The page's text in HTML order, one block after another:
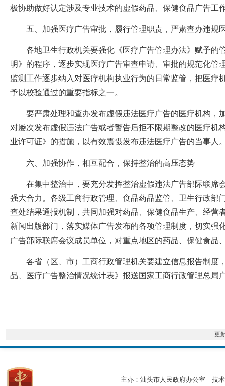
极协助做好认定涉及专业技术的虚假药品、保健食品广告工
五、加强医疗广告审批，履行管理职责，严肃查办违规
各地卫生行政机关要强化《医疗广告管理办法》赋予的
明》的程序，逐步实现医疗广告审查申请、审批的规范化
监测工作逐步纳入对医疗机构执业行为的日常监管，把医
予以校验通过的重要指标之一。
要严肃处理和查办发布虚假违法医疗广告的医疗机构，
对屡次发布虚假违法广告或者警告后拒不限期整改的医疗
业许可证》的措施，以有效震慑发布违法医疗广告的当事人
六、加强协作，相互配合，保持整治的高压态势
在集中整治中，要充分发挥整治虚假违法广告部际联席
强大合力。各级工商行政管理、食品药品监管、卫生行政
查处结果通报机制，共同加强对药品、保健食品生产、经
新闻出版部门，落实媒体广告发布的各项管理制度，切实
广告部际联席会议成员单位，对重点地区的药品、保健食品
各省（区、市）工商行政管理机关要建立信息报告制度
品、医疗广告整治情况统计表》报送国家工商行政管理总局
更
主办：汕头市人民政府办公室 技